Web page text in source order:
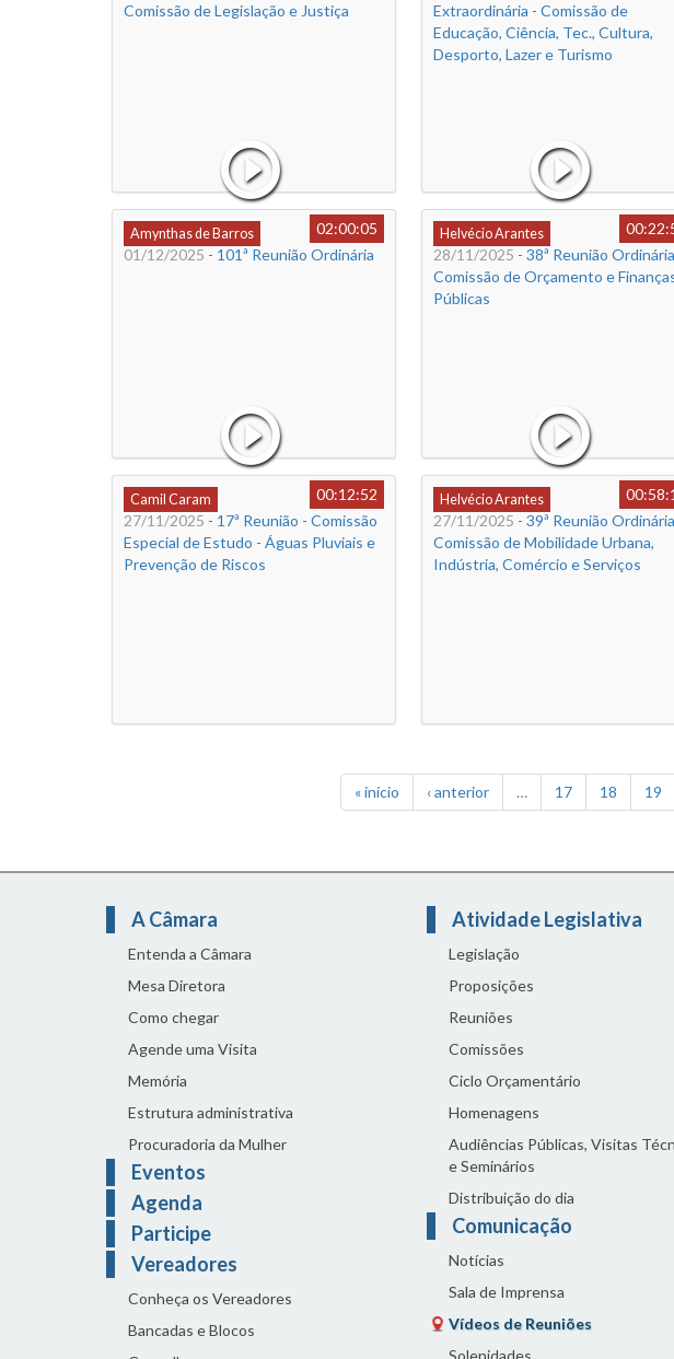
Comissão de Legislação e Justiça
Extraordinária - Comissão de
Educação, Ciência, Tec., Cultura,
Desporto, Lazer e Turismo
Amynthas de Barros
02:00:05
01/12/2025 - 101ª Reunião Ordinária
Helvécio Arantes
28/11/2025 - 38ª Reunião
Comissão de Orçamento e
Públicas
Camil Caram
00:12:52
27/11/2025 - 17ª Reunião - Comissão
Especial de Estudo - Águas Pluviais e
Prevenção de Riscos
Helvécio Arantes
27/11/2025 - 39ª Reunião
Comissão de Mobilidade Urbana,
Indústria, Comércio e Serviços
« início ‹ anterior … 17 18 19
A Câmara
Entenda a Câmara
Mesa Diretora
Como chegar
Agende uma Visita
Memória
Estrutura administrativa
Procuradoria da Mulher
Eventos
Agenda
Participe
Vereadores
Conheça os Vereadores
Bancadas e Blocos
Atividade Legislativa
Legislação
Proposições
Reuniões
Comissões
Ciclo Orçamentário
Homenagens
Audiências Públicas, Visitas
e Seminários
Distribuição do dia
Comunicação
Notícias
Sala de Imprensa
Vídeos de Reuniões
Solenidades